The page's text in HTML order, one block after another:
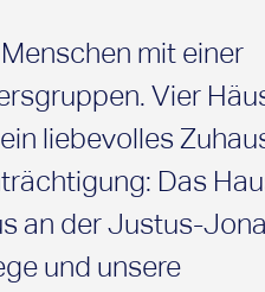
mit einer
Vier
liebevolles
Das
an der Justus-
und unsere